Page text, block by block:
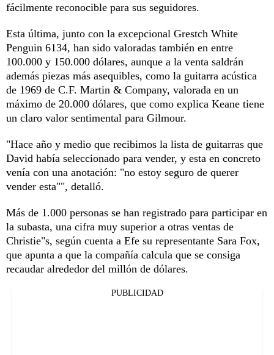
fácilmente reconocible para sus seguidores.
Esta última, junto con la excepcional Grestch White
Penguin 6134, han sido valoradas también en entre
100.000 y 150.000 dólares, aunque a la venta saldrán
además piezas más asequibles, como la guitarra acústica
de 1969 de C.F. Martin & Company, valorada en un
máximo de 20.000 dólares, que como explica Keane tiene
un claro valor sentimental para Gilmour.
"Hace año y medio que recibimos la lista de guitarras que
David había seleccionado para vender, y esta en concreto
venía con una anotación: "no estoy seguro de querer
vender esta"", detalló.
Más de 1.000 personas se han registrado para participar en
la subasta, una cifra muy superior a otras ventas de
Christie"s, según cuenta a Efe su representante Sara Fox,
que apunta a que la compañía calcula que se consiga
recaudar alrededor del millón de dólares.
PUBLICIDAD